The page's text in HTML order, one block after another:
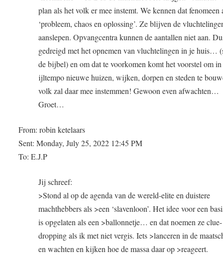
plan als het volk er mee instemt. We kennen dat fenomeen
‘probleem, chaos en oplossing’. Ze blijven de
aanslepen. Opvangcentra kunnen de aantallen niet aan.
gedreigd met het opnemen van vluchtelingen in je huis…
de bijbel) en om dat te voorkomen komt het voorstel om in
ijltempo nieuwe huizen, wijken, dorpen en steden te
volk zal daar mee instemmen! Gewoon even afwachten…
Groet…
From: robin ketelaars
Sent: Monday, July 25, 2022 12:45 PM
To: E.J.P
Jij schreef:
>Stond al op de agenda van de wereld-elite en duistere
machthebbers als >een ‘slavenloon’. Het idee voor een
is opgelaten als een >ballonnetje… en dat noemen ze clue-
dropping als ik met niet vergis. Iets >lanceren in de
en wachten en kijken hoe de massa daar op >reageert.